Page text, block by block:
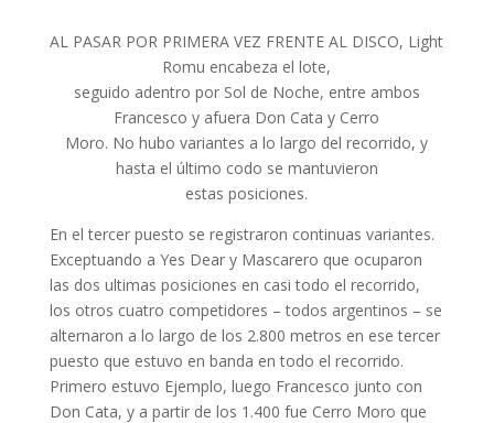
AL PASAR POR PRIMERA VEZ FRENTE AL DISCO, Light
Romu encabeza el lote,
seguido adentro por Sol de Noche, entre ambos
Francesco y afuera Don Cata y Cerro
Moro. No hubo variantes a lo largo del recorrido, y
hasta el último codo se mantuvieron
estas posiciones.
En el tercer puesto se registraron continuas variantes.
Exceptuando a Yes Dear y Mascarero que ocuparon
las dos ultimas posiciones en casi todo el recorrido,
los otros cuatro competidores – todos argentinos – se
alternaron a lo largo de los 2.800 metros en ese tercer
puesto que estuvo en banda en todo el recorrido.
Primero estuvo Ejemplo, luego Francesco junto con
Don Cata, y a partir de los 1.400 fue Cerro Moro que